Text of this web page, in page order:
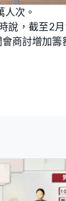
d
:
8
1
人次。
說，截至2
商討增加